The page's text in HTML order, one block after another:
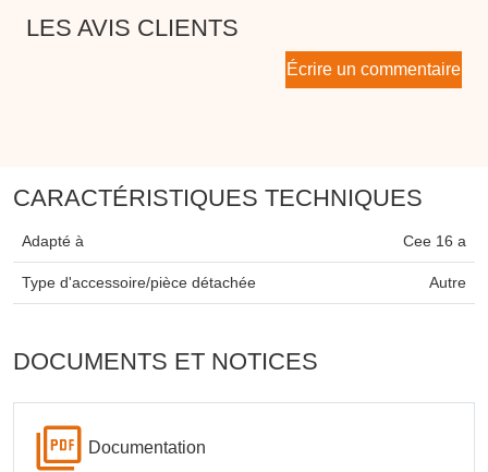
LES AVIS CLIENTS
Écrire un commentaire
CARACTÉRISTIQUES TECHNIQUES
Adapté à Cee 16 a
Type d'accessoire/pièce détachée Autre
DOCUMENTS ET NOTICES
Documentation